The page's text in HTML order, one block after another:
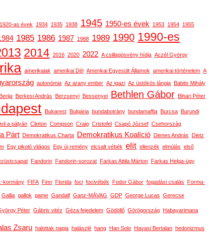
1920-as évek 1934 1935 1938 1945 1950-es évek 1953 1954 1955
1985 1986 1987 1988 1989 1990 1990-es
2014 2016 2020 2022 A csillagösvény hídja Aczél György
amerikaiak amerikai Dél Amerikai Egyesült Államok amerikai történelem A
autonómia Az arany ember Az igazi Az üstökös lángja Babits Mihály
Berkesi András Berzsenyi Bessenyei Bethlen Gábor Bihari Péter
Bukarest Bulgária bundabotrány bundamaffia Burcsa Burundi
a pályán Clinton Compson Craig Cristofel Csapó József Csehország
Párt Demokratikus Charta Demokratikus Koalíció Dienes András Dietz
Egy pikoló világos Egy új remény elcsalt vébék elit ellenzék elmúlás első
Fandorin Fandorin-sorozat Farkas Attila Márton Farkas Helga-ügy
kormány FIFA Finn Florida foci focivébék Fodor Gábor fogadási csalás Forma-
Gallia gallok game Gandalf Ganz-MÁVAG GDP George Lucas Gerecse
Péter Gábris vitéz Géza fejedelem Gödöllő Görögország Habayarimana
Zsaru halottak napja halászlé hang Han Solo Havasi Bertalan hedonizmus